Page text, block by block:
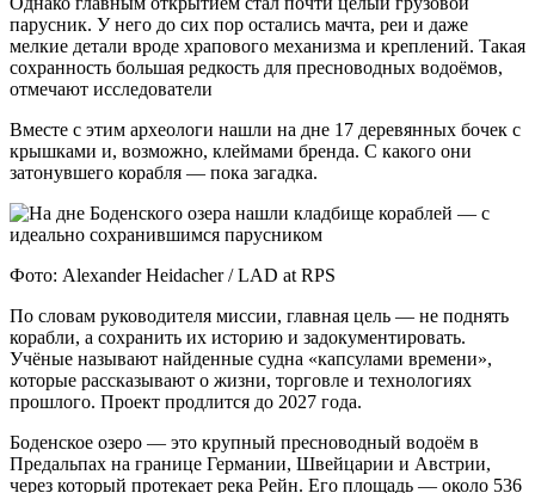
парусник. У него до сих пор остались мачта, реи и даже
мелкие детали вроде храпового механизма и креплений. Такая
сохранность большая редкость для пресноводных водоёмов,
отмечают исследователи
Вместе с этим археологи нашли на дне 17 деревянных бочек с
крышками и, возможно, клеймами бренда. С какого они
затонувшего корабля — пока загадка.
Фото: Alexander Heidacher / LAD at RPS
По словам руководителя миссии, главная цель — не поднять
корабли, а сохранить их историю и задокументировать.
Учёные называют найденные судна «капсулами времени»,
которые рассказывают о жизни, торговле и технологиях
прошлого. Проект продлится до 2027 года.
Боденское озеро — это крупный пресноводный водоём в
Предальпах на границе Германии, Швейцарии и Австрии,
через который протекает река Рейн. Его площадь — около 536